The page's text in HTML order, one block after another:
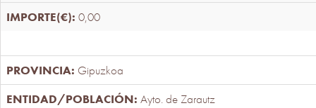
0,00
Gipuzkoa
Ayto. de Zarautz